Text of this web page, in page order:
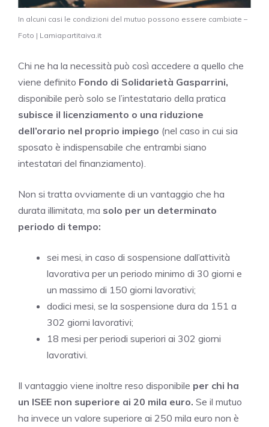
In alcuni casi le condizioni del mutuo possono essere cambiate –
Foto | Lamiapartitaiva.it
Chi ne ha la necessità può così accedere a quello che
viene definito Fondo di Solidarietà Gasparrini,
disponibile però solo se l’intestatario della pratica
subisce il licenziamento o una riduzione
dell’orario nel proprio impiego (nel caso in cui sia
sposato è indispensabile che entrambi siano
intestatari del finanziamento).
Non si tratta ovviamente di un vantaggio che ha
durata illimitata, ma solo per un determinato
periodo di tempo:
sei mesi, in caso di sospensione dall’attività
lavorativa per un periodo minimo di 30 giorni e
un massimo di 150 giorni lavorativi;
dodici mesi, se la sospensione dura da 151 a
302 giorni lavorativi;
18 mesi per periodi superiori ai 302 giorni
lavorativi.
Il vantaggio viene inoltre reso disponibile per chi ha
un ISEE non superiore ai 20 mila euro. Se il mutuo
ha invece un valore superiore ai 250 mila euro non è